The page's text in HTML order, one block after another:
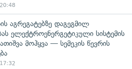
აგრეგატებზე დაგეგმილ
ელექტროენერგეტიკული სისტემის
მოჰყვა — სემეკის წევრის